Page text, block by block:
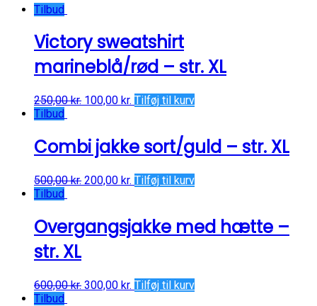
Tilbud
Victory sweatshirt
marineblå/rød – str. XL
250,00kr. 100,00 kr. Tilføj til kurv
Tilbud
Combi jakke sort/guld – str. XL
500,00kr. 200,00 kr. Tilføj til kurv
Tilbud
Overgangsjakke med hætte –
str. XL
600,00kr. 300,00 kr. Tilføj til kurv
Tilbud